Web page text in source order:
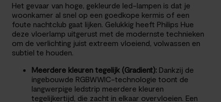
Het gevaar van hoge, gekleurde led-lampen is dat je
woonkamer al snel op een goedkope kermis of een
foute nachtclub gaat lijken. Gelukkig heeft Philips Hue
deze vloerlamp uitgerust met de modernste technieken
om de verlichting juist extreem vloeiend, volwassen en
subtiel te houden.
Meerdere kleuren tegelijk (Gradient): Dankzij de
ingebouwde RGBWWIC-technologie toont de
langwerpige ledstrip meerdere kleuren
tegelijkertijd, die zacht in elkaar overvloeien. Een